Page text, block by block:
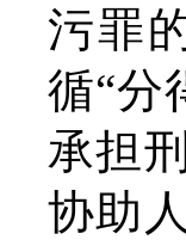
污罪
循“分
承担
协助